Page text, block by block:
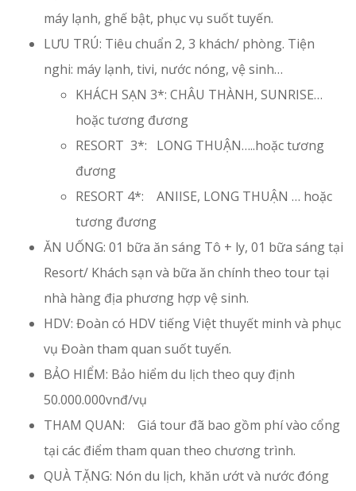
máy lạnh, ghế bật, phục vụ suốt tuyến.
LƯU TRÚ: Tiêu chuẩn 2, 3 khách/ phòng. Tiện
nghi: máy lạnh, tivi, nước nóng, vệ sinh…
KHÁCH SẠN 3*: CHÂU THÀNH, SUNRISE…
hoặc tương đương
RESORT 3*: LONG THUẬN…..hoặc tương
đương
RESORT 4*: ANIISE, LONG THUẬN … hoặc
tương đương
ĂN UỐNG: 01 bữa ăn sáng Tô + ly, 01 bữa sáng tại
Resort/ Khách sạn và bữa ăn chính theo tour tại
nhà hàng địa phương hợp vệ sinh.
HDV: Đoàn có HDV tiếng Việt thuyết minh và phục
vụ Đoàn tham quan suốt tuyến.
BẢO HIỂM: Bảo hiểm du lịch theo quy định
50.000.000vnđ/vụ
THAM QUAN: Giá tour đã bao gồm phí vào cổng
tại các điểm tham quan theo chương trình.
QUÀ TẶNG: Nón du lịch, khăn ướt và nước đóng